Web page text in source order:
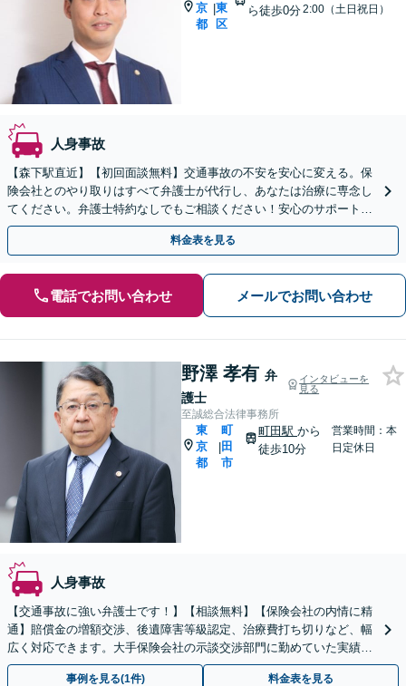
京
都
|東
区
ら徒歩0分2:00（土日祝日）
人身事故
【森下駅直近】【初回面談無料】交通事故の不安を安心に変える。保
険会社とのやり取りはすべて弁護士が代行し、あなたは治療に専念し
てください。弁護士特約なしでもご相談ください！安心のサポート体
制で不安を解消します【弁護士直通・LINE相談可】
料金表を見る
電話でお問い合わせ メールでお問い合わせ
野澤 孝有 弁
護士
インタビューを
見る
至誠総合法律事務所
東
京
都
|
町
田
市
町田駅 から
徒歩10分
営業時間：本
日定休日
人身事故
【交通事故に強い弁護士です！】【相談無料】【保険会社の内情に精
通】賠償金の増額交渉、後遺障害等級認定、治療費打ち切りなど、幅
広く対応できます。大手保険会社の示談交渉部門に勤めていた実績が
ありますので、保険会社との交渉には自信があります。
事例を見る(1件) 料金表を見る